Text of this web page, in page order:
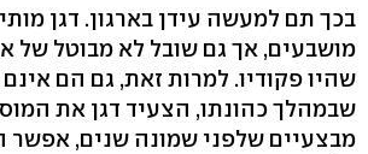
בכך תם למעשה עידן בארגון. דגן
מושבעים, אך גם שובל לא מבוטל של
שהיו פקודיו. למרות זאת, גם הם
שבמהלך כהונתו, הצעיד דגן את
מבצעיים שלפני שמונה שנים, אפשר